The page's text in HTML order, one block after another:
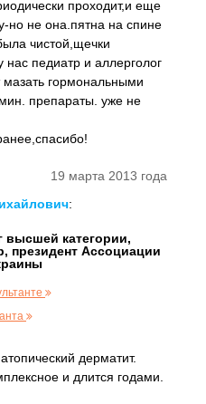
проходит,и еще
но не она.пятна на спине
чистой,щечки
нас педиатр и аллерголог
мазать гормональными
препараты. уже не
19 марта 2013 года
:
высшей категории,
президент Ассоциации
дерматит.
и длится годами.